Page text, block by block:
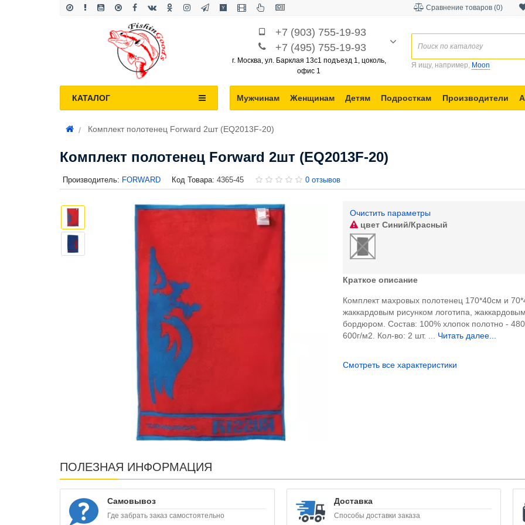
Сравнение товаров (0)
+7 (903) 755-19-93
+7 (495) 755-19-93
г. Москва, ул. Барклая 13с1 подъезд 1, цоколь,
офис 1
Я ищу, например, Moon
Мужчинам Женщинам Детям Подросткам Производители
КАТАЛОГ
Комплект полотенец Forward 2шт (EQ2013F-20)
Комплект полотенец Forward 2шт (EQ2013F-20)
Производитель: FORWARD Код Товара: 4365-45 0 отзывов
Очистить параметры
цветСиний/Красный
Краткое описание
Комплект махровых полотенец 170*40см и
жаккардовым рисунком логотипа,
бордюром. Состав: 100% хлопок полотно -
600г/м2. Кол-во: 2 шт. ... Читать далее...
Смотреть все характеристики
ПОЛЕЗНАЯ ИНФОРМАЦИЯ
Самовывоз
Где забрать заказ самостоятельно
Доставка
Способы доставки заказа